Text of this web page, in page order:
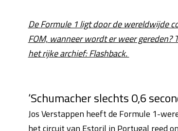
De Formule 1 ligt door de wereldwijde
FOM, wanneer wordt er weer gereden?
het rijke archief: Flashback.
‘Schumacher slechts 0,6
Jos Verstappen heeft de Formule 1-
het circuit van Estoril in Portugal reed